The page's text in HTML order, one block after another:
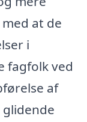
at de
i
fagfolk ved
af